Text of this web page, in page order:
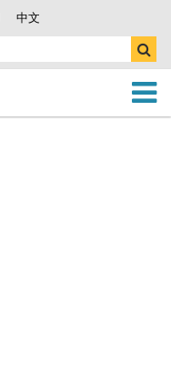
中文